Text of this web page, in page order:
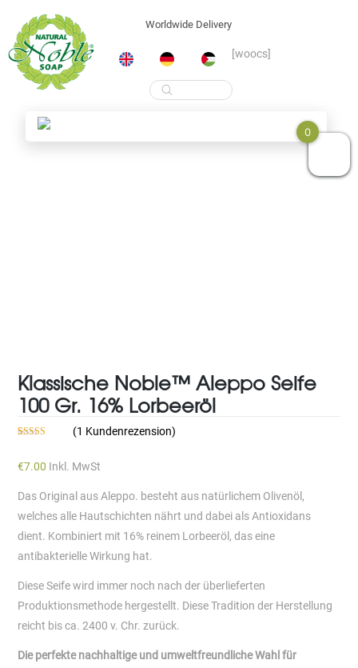
Worldwide Delivery
[woocs]
Products
search
Klassische Noble™ Aleppo Seife
100 Gr. 16% Lorbeeröl
basierend auf
(1 Kundenrezension)
€7.00 Inkl. MwSt
Das Original aus Aleppo. besteht aus natürlichem Olivenöl,
welches alle Hautschichten nährt und dabei als Antioxidans
dient. Kombiniert mit 16% reinem Lorbeeröl, das eine
antibakterielle Wirkung hat.
Diese Seife wird immer noch nach der überlieferten
Produktionsmethode hergestellt. Diese Tradition der Herstellung
reicht bis ca. 2400 v. Chr. zurück.
Die perfekte nachhaltige und umweltfreundliche Wahl für
0